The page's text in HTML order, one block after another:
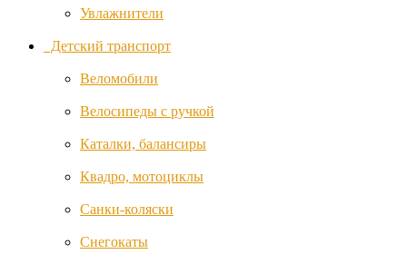
Picci
Ramicom
Ramili
Roba
Ryan
Safe and
Care
Увлажнители
Детский транспорт
Веломобили
Велосипеды с ручкой
Каталки, балансиры
Квадро, мотоциклы
Санки-коляски
Снегокаты